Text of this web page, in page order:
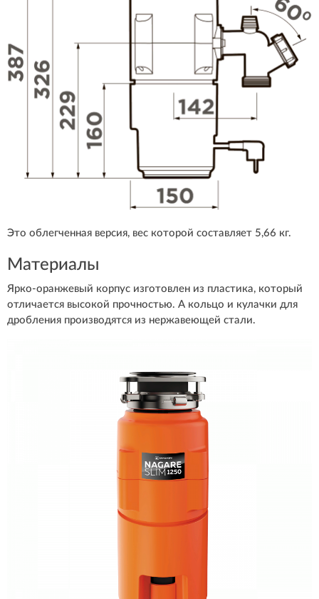
Это облегченная версия, вес которой составляет 5,66 кг.
Материалы
Ярко-оранжевый корпус изготовлен из пластика, который
отличается высокой прочностью. А кольцо и кулачки для
дробления производятся из нержавеющей стали.